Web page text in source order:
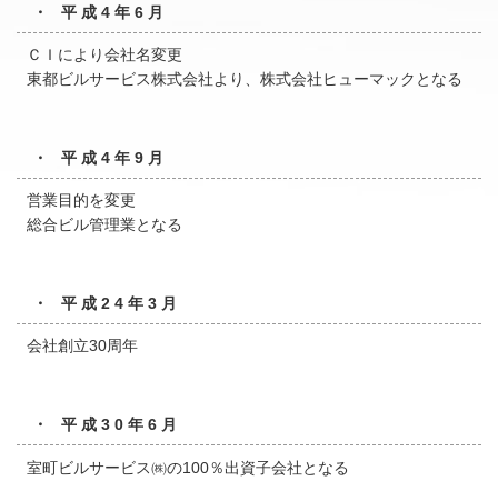
・ 平成4年6月
ＣＩにより会社名変更
東都ビルサービス株式会社より、株式会社ヒューマックとなる
・ 平成4年9月
営業目的を変更
総合ビル管理業となる
・ 平成24年3月
会社創立30周年
・ 平成30年6月
室町ビルサービス㈱の100％出資子会社となる